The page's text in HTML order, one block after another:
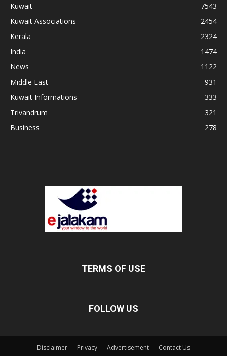
Kuwait
7543
Kuwait Associations
2454
Kerala
2324
India
1474
News
1122
Middle East
931
Kuwait Informations
333
Trivandrum
321
Business
278
TERMS OF USE
FOLLOW US
Disclaimer Privacy Advertisement Contact Us